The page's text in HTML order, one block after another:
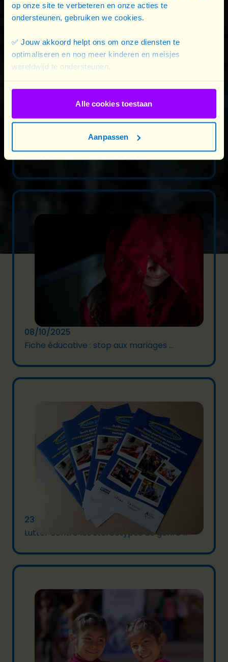
op onze site te verbeteren en onze acties te
ondersteunen, gebruiken we cookies.
✅ Jouw akkoord helpt ons om onze diensten te
optimaliseren en nog meer kinderen en meisjes
wereldwijd te ondersteunen.
Alle cookies toestaan
Aanpassen
State of the World’s Girls 2025
08/10/2025
Fiche éducative : stop aux mariages ...
23/07/2025
Lutter contre les stéréotypes de genre ...